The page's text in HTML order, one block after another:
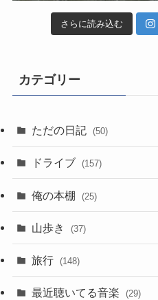
さらに読み込む
カテゴリー
ただの日記 (50)
ドライブ (157)
俺の本棚 (25)
山歩き (37)
旅行 (148)
最近聴いてる音楽 (29)